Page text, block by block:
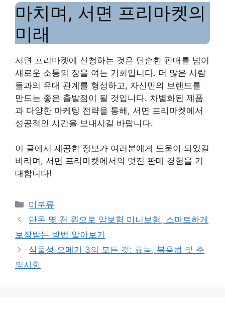
마치며, 서면 프리마켓의
미래
서면 프리마켓에 신청하는 것은 단순한 판매를 넘어
새로운 소통의 장을 여는 기회입니다. 더 많은 사람
들과의 유대 관계를 형성하고, 자신만의 브랜드를
만드는 좋은 출발점이 될 것입니다. 차별화된 제품
과 다양한 마케팅 전략을 통해, 서면 프리마켓에서
성공적인 시간을 보내시길 바랍니다.
이 글에서 제공한 정보가 여러분에게 도움이 되었길
바라며, 서면 프리마켓에서의 멋진 판매 경험을 기
대합니다!
Categories
미분류
단돈 몇 천 원으로 암보험 미니보험, 스마트하게
보장받는 방법 알아보기
식물성 오메가 3의 모든 것: 효능, 복용법 및 주
의사항